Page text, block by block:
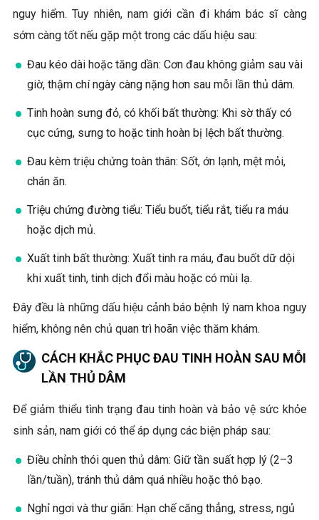
nguy hiểm. Tuy nhiên, nam giới cần đi khám bác sĩ càng
sớm càng tốt nếu gặp một trong các dấu hiệu sau:
Đau kéo dài hoặc tăng dần: Cơn đau không giảm sau vài
giờ, thậm chí ngày càng nặng hơn sau mỗi lần thủ dâm.
Tinh hoàn sưng đỏ, có khối bất thường: Khi sờ thấy có
cục cứng, sưng to hoặc tinh hoàn bị lệch bất thường.
Đau kèm triệu chứng toàn thân: Sốt, ớn lạnh, mệt mỏi,
chán ăn.
Triệu chứng đường tiểu: Tiểu buốt, tiểu rắt, tiểu ra máu
hoặc dịch mủ.
Xuất tinh bất thường: Xuất tinh ra máu, đau buốt dữ dội
khi xuất tinh, tinh dịch đổi màu hoặc có mùi lạ.
Đây đều là những dấu hiệu cảnh báo bệnh lý nam khoa nguy
hiểm, không nên chủ quan trì hoãn việc thăm khám.
CÁCH KHẮC PHỤC ĐAU TINH HOÀN SAU MỖI
LẦN THỦ DÂM
Để giảm thiểu tình trạng đau tinh hoàn và bảo vệ sức khỏe
sinh sản, nam giới có thể áp dụng các biện pháp sau:
Điều chỉnh thói quen thủ dâm: Giữ tần suất hợp lý (2–3
lần/tuần), tránh thủ dâm quá nhiều hoặc thô bạo.
Nghỉ ngơi và thư giãn: Hạn chế căng thẳng, stress, ngủ